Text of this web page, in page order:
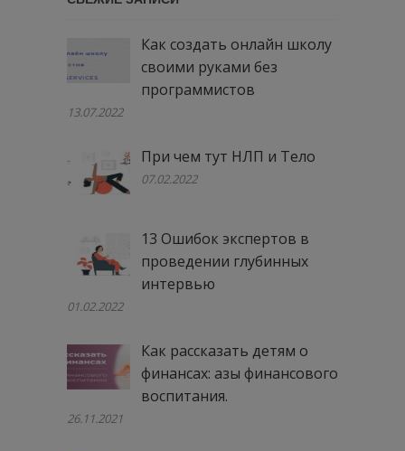
Как создать онлайн школу
своими руками без
программистов
13.07.2022
При чем тут НЛП и Тело
07.02.2022
13 Ошибок экспертов в
проведении глубинных
интервью
01.02.2022
Как рассказать детям о
финансах: азы финансового
воспитания.
26.11.2021